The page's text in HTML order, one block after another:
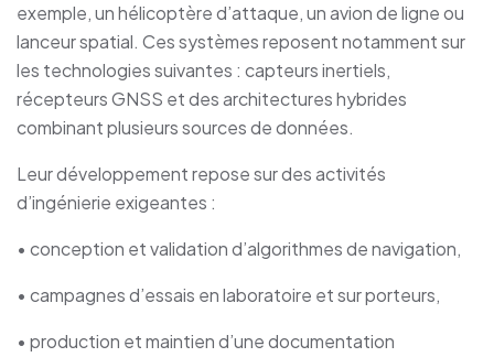
exemple, un hélicoptère d’attaque, un avion de ligne ou
lanceur spatial. Ces systèmes reposent notamment sur
les technologies suivantes : capteurs inertiels,
récepteurs GNSS et des architectures hybrides
combinant plusieurs sources de données.
Leur développement repose sur des activités
d’ingénierie exigeantes :
• conception et validation d’algorithmes de navigation,
• campagnes d’essais en laboratoire et sur porteurs,
• production et maintien d’une documentation